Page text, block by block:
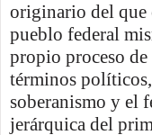
originario del que
pueblo federal
propio proceso de
términos
soberanismo y el
jerárquica del